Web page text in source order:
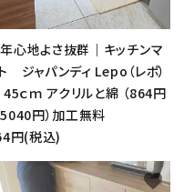
心地よさ抜群｜キッチンマ
ジャパンディ Lepo（レポ）
45ｃｍ アクリルと綿 （864円
円）加工無料
円(税込)
favorite